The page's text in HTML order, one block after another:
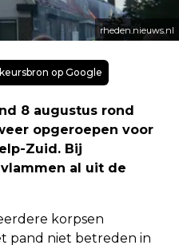
rheden.nieuws.nl
op Google
8 augustus rond
opgeroepen voor
Zuid. Bij
al uit de
korpsen
pand niet betreden in